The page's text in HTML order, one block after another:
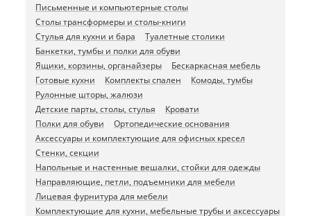
Письменные и компьютерные столы
Столы трансформеры и столы-книги
Стулья для кухни и бара
Туалетные столики
Банкетки, тумбы и полки для обуви
Ящики, корзины, органайзеры
Бескаркасная мебель
Готовые кухни
Комплекты спален
Комоды, тумбы
Рулонные шторы, жалюзи
Детские парты, столы, стулья
Кровати
Полки для обуви
Ортопедические основания
Аксессуары и комплектующие для офисных кресел
Стенки, секции
Напольные и настенные вешалки, стойки для одежды
Направляющие, петли, подъемники для мебели
Лицевая фурнитура для мебели
Комплектующие для кухни, мебельные трубы и аксессуары